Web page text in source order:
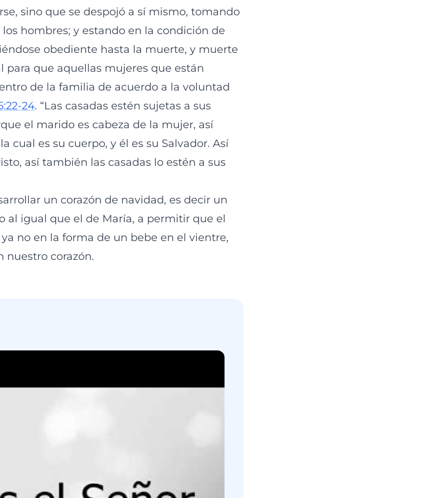
sino que se despojó a sí mismo, tomando
hombres; y estando en la condición de
obediente hasta la muerte, y muerte
para que aquellas mujeres que están
de la familia de acuerdo a la voluntad
24. “Las casadas estén sujetas a sus
el marido es cabeza de la mujer, así
cual es su cuerpo, y él es su Salvador. Así
así también las casadas lo estén a sus
un corazón de navidad, es decir un
al igual que el de María, a permitir que el
no en la forma de un bebe en el vientre,
nuestro corazón.